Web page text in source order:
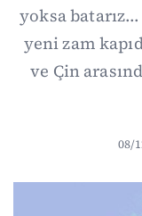
yoksa
yeni zam
ve Çin
08/